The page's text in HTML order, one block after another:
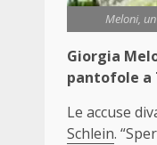
Meloni,
Giorgia
pantofole a
Le accuse
Schlein.